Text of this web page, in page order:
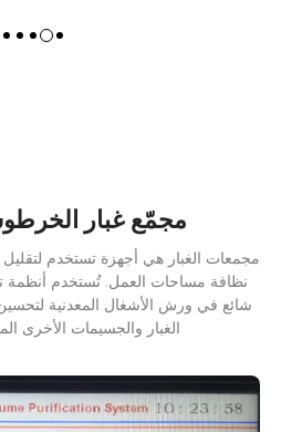
مجمّع غبار
مجمعات الغبار هي أجهزة تستخدم لتقليل
نظافة مساحات العمل. تُستخدم أنظمة
شائع في ورش الأشغال المعدنية لتحسين
الغبار والجسيمات الأخرى